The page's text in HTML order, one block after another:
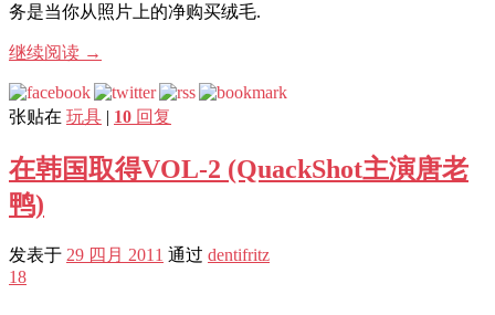
务是当你从照片上的净购买绒毛.
继续阅读 →
张贴在 玩具 | 10 回复
在韩国取得VOL-2 (QuackShot主演唐老
鸭)
发表于 29 四月 2011 通过 dentifritz
18